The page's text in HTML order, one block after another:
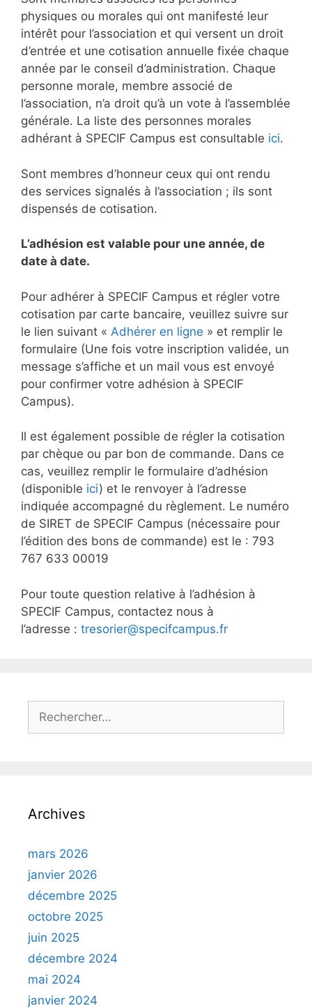
physiques ou morales qui ont manifesté leur
intérêt pour l’association et qui versent un droit
d’entrée et une cotisation annuelle fixée chaque
année par le conseil d’administration. Chaque
personne morale, membre associé de
l’association, n’a droit qu’à un vote à l’assemblée
générale. La liste des personnes morales
adhérant à SPECIF Campus est consultable ici.
Sont membres d’honneur ceux qui ont rendu
des services signalés à l’association ; ils sont
dispensés de cotisation.
L’adhésion est valable pour une année, de
date à date.
Pour adhérer à SPECIF Campus et régler votre
cotisation par carte bancaire, veuillez suivre sur
le lien suivant « Adhérer en ligne » et remplir le
formulaire (Une fois votre inscription validée, un
message s’affiche et un mail vous est envoyé
pour confirmer votre adhésion à SPECIF
Campus).
Il est également possible de régler la cotisation
par chèque ou par bon de commande. Dans ce
cas, veuillez remplir le formulaire d’adhésion
(disponible ici) et le renvoyer à l’adresse
indiquée accompagné du règlement. Le numéro
de SIRET de SPECIF Campus (nécessaire pour
l’édition des bons de commande) est le : 793
767 633 00019
Pour toute question relative à l’adhésion à
SPECIF Campus, contactez nous à
l’adresse : tresorier@specifcampus.fr
Archives
mars 2026
janvier 2026
décembre 2025
octobre 2025
juin 2025
décembre 2024
mai 2024
janvier 2024